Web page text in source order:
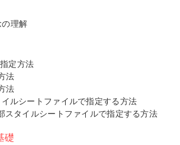
の理解
定方法
法
法
ルシートファイルで指定する方法
タイルシートファイルで指定する方法
礎